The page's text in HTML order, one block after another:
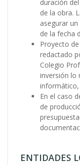
duración
de la obra.
asegurar
de la fecha
Proyecto
redactado
Colegio
inversión lo
informático,
En el caso
de
ENTIDADES